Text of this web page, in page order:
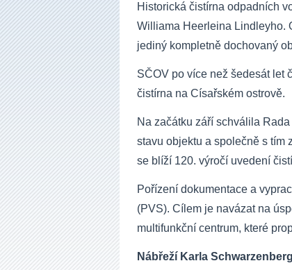
Historická čistírna odpadních
Williama Heerleina Lindleyho.
jediný kompletně dochovaný
SČOV po více než šedesát let
čistírna na Císařském ostrově.
Na začátku září schválila
stavu objektu a společně s tím
se blíží 120. výročí uvedení
Pořízení dokumentace a
(PVS). Cílem je navázat na
multifunkční centrum, které
Nábřeží Karla